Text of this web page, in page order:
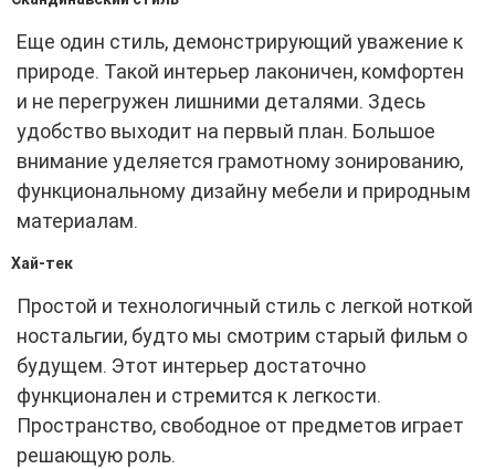
Еще один стиль, демонстрирующий уважение к
природе. Такой интерьер лаконичен, комфортен
и не перегружен лишними деталями. Здесь
удобство выходит на первый план. Большое
внимание уделяется грамотному зонированию,
функциональному дизайну мебели и природным
материалам.
Хай-тек
Простой и технологичный стиль с легкой ноткой
ностальгии, будто мы смотрим старый фильм о
будущем. Этот интерьер достаточно
функционален и стремится к легкости.
Пространство, свободное от предметов играет
решающую роль.